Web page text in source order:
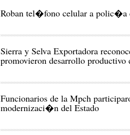
Roban tel�fono celular a polic�a
Sierra y Selva Exportadora
promovieron desarrollo productivo
Funcionarios de la Mpch
modernizaci�n del Estado